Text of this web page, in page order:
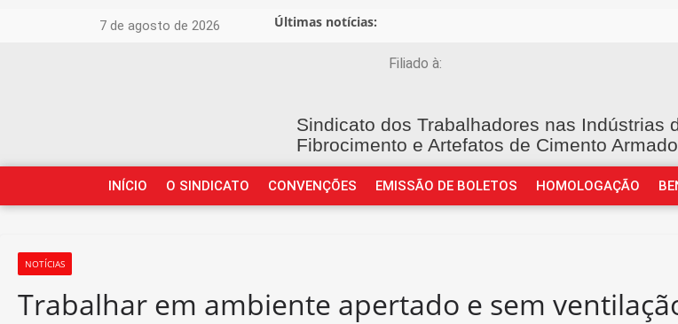
7 de agosto de 2026 Últimas notícias:
Filiado à:
Sindicato dos Trabalhadores nas Indústrias
Fibrocimento e Artefatos de Cimento
INÍCIO O SINDICATO CONVENÇÕES EMISSÃO DE BOLETOS HOMOLOGAÇÃO
NOTÍCIAS
Trabalhar em ambiente apertado e sem